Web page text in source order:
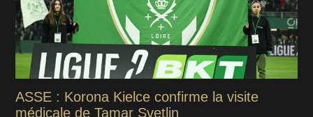
ASSE : Korona Kielce confirme la visite
médicale de Tamar Svetlin